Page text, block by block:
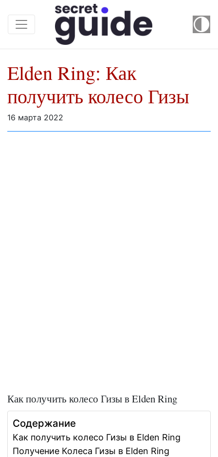
Elden Ring: Как
получить колесо Гизы
16 марта 2022
Как получить колесо Гизы в Elden Ring
Содержание
Как получить колесо Гизы в Elden Ring
Получение Колеса Гизы в Elden Ring